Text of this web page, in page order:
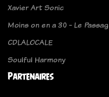
Xavier Art Sonic
Moins on en a 30 - Le
CDLALOCALE
Soulful Harmony
Partenaires